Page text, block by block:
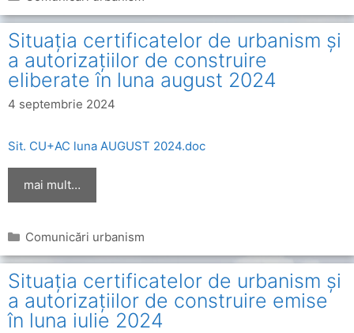
Situația certificatelor de urbanism și
a autorizațiilor de construire
eliberate în luna august 2024
4 septembrie 2024
Sit. CU+AC luna AUGUST 2024.doc
mai mult…
Categorii
Comunicări urbanism
Situația certificatelor de urbanism și
a autorizațiilor de construire emise
în luna iulie 2024